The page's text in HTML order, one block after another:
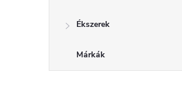
n
Ékszerek
Márkák